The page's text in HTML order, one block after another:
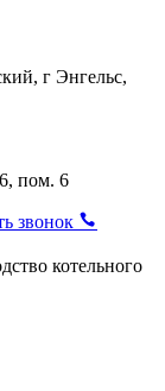
г Энгельс,
пом. 6
звонок
котельного